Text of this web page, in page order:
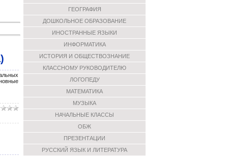
ГЕОГРАФИЯ
ДОШКОЛЬНОЕ ОБРАЗОВАНИЕ
ИНОСТРАННЫЕ ЯЗЫКИ
ИНФОРМАТИКА
ИСТОРИЯ И ОБЩЕСТВОЗНАНИЕ
КЛАССНОМУ РУКОВОДИТЕЛЮ
ЛОГОПЕДУ
МАТЕМАТИКА
МУЗЫКА
НАЧАЛЬНЫЕ КЛАССЫ
ОБЖ
ПРЕЗЕНТАЦИИ
РУССКИЙ ЯЗЫК И ЛИТЕРАТУРА